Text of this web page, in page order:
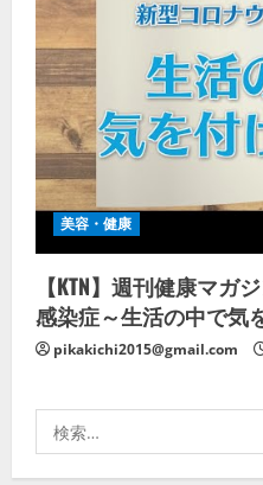
美容・健康
【KTN】週刊健康マ
感染症～生活の中で気
pikakichi2015@gmail.com
索: